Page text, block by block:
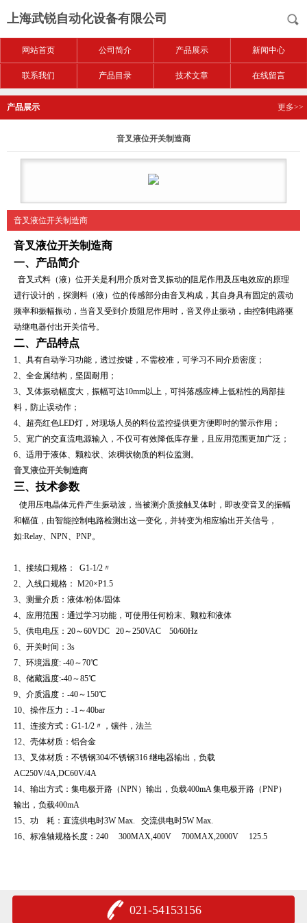
上海武锐自动化设备有限公司
网站首页 公司简介 产品展示 新闻中心
联系我们 产品目录 技术文章 在线留言
产品展示 更多>>
音叉液位开关制造商
音叉液位开关制造商
音叉液位开关制造商
一、产品简介
音叉式料（液）位开关是利用介质对音叉振动的阻尼作用及压电效应的原理
进行设计的，探测料（液）位的传感部分由音叉构成，其自身具有固定的震动
频率和振幅振动，当音叉受到介质阻尼作用时，音叉停止振动，由控制电路驱
动继电器付出开关信号。
二、产品特点
1
、具有自动学习功能，透过按键，不需校准，可学习不同介质密度；
2 、全金属结构，坚固耐用；
3 、叉体振动幅度大，振幅可达10mm以上，可抖落感应棒上低粘性的局部挂
料，防止误动作；
4 、超亮红色LED灯，对现场人员的料位监控提供更方便即时的警示作用；
5 、宽广的交直流电源输入，不仅可有效降低库存量，且应用范围更加广泛；
6 、适用于液体、颗粒状、浓稠状物质的料位监测。
音叉液位开关制造商
三、技术参数
使用压电晶体元件产生振动波，当被测介质接触叉体时，即改变音叉的振幅
和幅值，由智能控制电路检测出这一变化，并转变为相应输出开关信号，
如:Relay NPN PNP。
1 、接续口规格： G1-1/2 〃
2 、入线口规格： M20×P1.5
3 、测量介质：液体/粉体/固体
4 、应用范围：通过学习功能，可使用任何粉末、颗粒和液体
5 、供电电压： 20～60VDC 20～250VAC 50/60Hz
6 、开关时间： 3s
7 、环境温度: -40～70℃
8 、储藏温度:-40～85℃
9 、介质温度： -40～ 150℃
10 、操作压力： -1 ～40bar
11
、连接方式： G1-1/2 〃，镶件，法兰
12 、壳体材质：铝合金
13 、叉体材质：不锈钢304/不锈钢316 继电器输出，负载
AC250V/4A,DC60V/4A
14 、输出方式：集电极开路（NPN）输出，负载400mA 集电极开路（PNP）
输出，负载400mA
15 、功 耗：直流供电时3W Max. 交流供电时5W Max.
16 、标准轴规格长度： 240 300MAX,400V 700MAX,2000V 125.5
021-54153156